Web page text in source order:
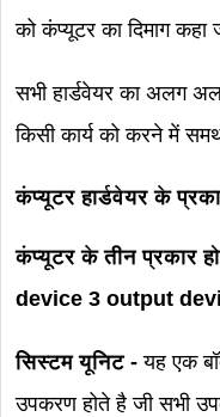
को कंप्यूटर का दिमाग कहा
सभी हार्डवेयर का अलग
किसी कार्य को करने में
कंप्यूटर हार्डवेयर के
कंप्यूटर के तीन प्रकार
device 3 output
सिस्टम यूनिट -यह एक
उपकरण होते है जी सभी